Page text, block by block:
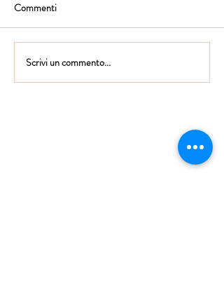
Commenti
Scrivi un commento...
CONTATTACI